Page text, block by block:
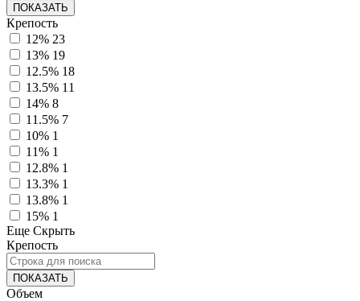
ПОКАЗАТЬ
Крепость
12% 23
13% 19
12.5% 18
13.5% 11
14% 8
11.5% 7
10% 1
11% 1
12.8% 1
13.3% 1
13.8% 1
15% 1
Еще Скрыть
Крепость
ПОКАЗАТЬ
Объем